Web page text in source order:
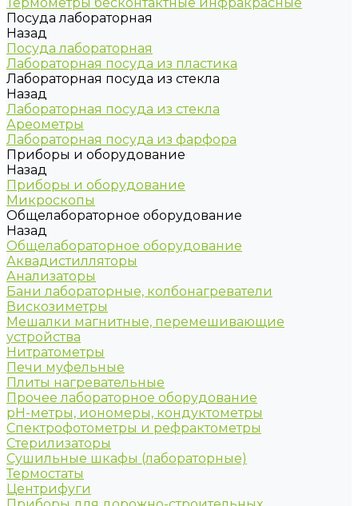
Посуда лабораторная
Назад
Посуда лабораторная
Лабораторная посуда из пластика
Лабораторная посуда из стекла
Назад
Лабораторная посуда из стекла
Ареометры
Лабораторная посуда из фарфора
Приборы и оборудование
Назад
Приборы и оборудование
Микроскопы
Общелабораторное оборудование
Назад
Общелабораторное оборудование
Аквадистилляторы
Анализаторы
Бани лабораторные, колбонагреватели
Вискозиметры
Мешалки магнитные, перемешивающие
устройства
Нитратометры
Печи муфельные
Плиты нагревательные
Прочее лабораторное оборудование
рН-метры, иономеры, кондуктометры
Спектрофотометры и рефрактометры
Стерилизаторы
Сушильные шкафы (лабораторные)
Термостаты
Центрифуги